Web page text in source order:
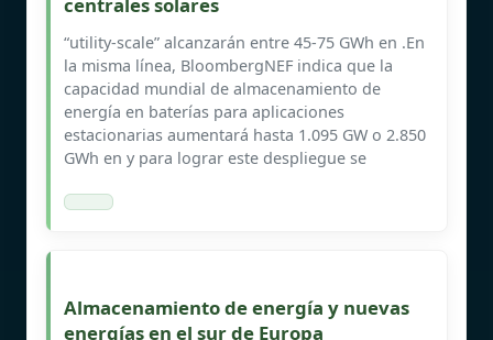
“utility-scale” alcanzarán entre 45-75 GWh en .En
la misma línea, BloombergNEF indica que la
capacidad mundial de almacenamiento de
energía en baterías para aplicaciones
estacionarias aumentará hasta 1.095 GW o 2.850
GWh en y para lograr este despliegue se
Almacenamiento de energía y nuevas
energías en el sur de Europa